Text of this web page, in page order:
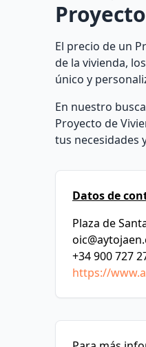
El precio de un
de la vivienda,
único y
En nuestro
Proyecto de
tus necesidades
Datos de
Plaza de
+34 900 727
https://